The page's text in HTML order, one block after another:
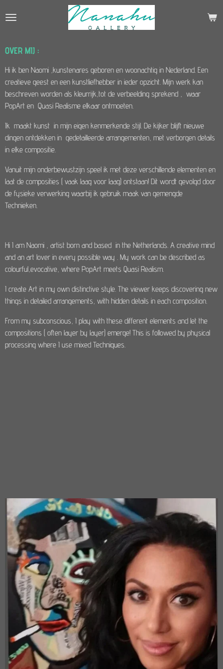
direct
de
OVER MIJ :
Hi ik ben Naomi ,kunstenares geboren en woonachtig in Nederland. Een
creatieve geest en een kunstliefhebber in ieder opzicht. Mijn werk kan
beschreven worden als kleurrijk,tot de verbeelding sprekend , waar
PopArt en Quasi Realisme elkaar ontmoeten.
Ik maakt kunst in mijn eigen kenmerkende stijl. De kijker blijft nieuwe
dingen ontdekken in gedetailleerde arrangementen, met verborgen details
in elke compositie.
Vanuit mijn onderbewustzijn speel ik met deze verschillende elementen en
laat de composities ( vaak laag voor laag) ontstaan! Dit wordt gevolgd door
de fysieke verwerking waarbij ik gebruik maak van gemengde
Technieken.
Hi I am Naomi , artist born and based in the Netherlands. A creative mind
and an art lover in every possible way . My work can be described as
colourful,evocative, where PopArt meets Quasi Realism.
I create Art in my own distinctive style. The viewer keeps discovering new
things in detailed arrangements, with hidden details in each composition.
From my subconscious, I play with these different elements and let the
compositions ( often layer by layer) emerge! This is followed by physical
processing where I use mixed Techniques.